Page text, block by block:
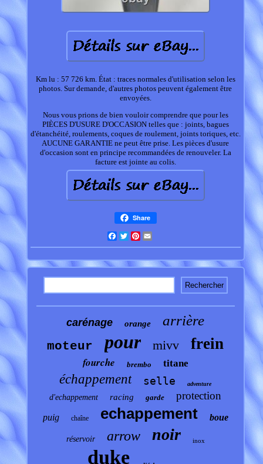
Km lu : 57 726 km. État : traces normales d'utilisation selon les
photos. Sur demande, d'autres photos peuvent également être
envoyées.
Nous vous prions de bien vouloir comprendre que pour les
PIÈCES D'USURE D'OCCASION telles que : joints, bagues
d'étanchéité, roulements, coques de roulement, joints toriques, etc.
AUCUNE GARANTIE ne peut être prise. Les pièces d'usure
d'occasion sont en principe recommandées de renouveler. La
facture est jointe au colis.
Share
Facebook
TwitterPinterest
carénage orange arrière
moteur pour mivv frein
fourche brembo titane
échappement selle adventure
d'echappement racing garde protection
puig chaîne echappement boue
réservoir arrow noir inox
duke